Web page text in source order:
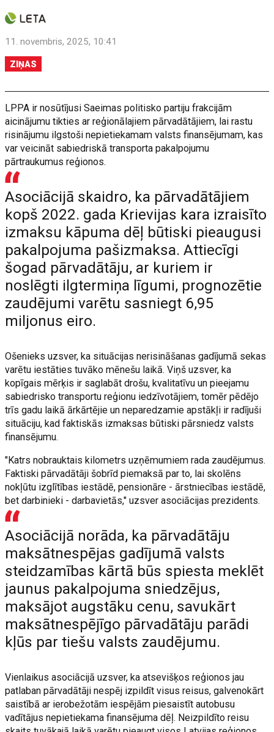
11. novembris, 2025, 10:41
ZIŅAS
LPPA ir nosūtījusi Saeimas politisko partiju frakcijām
aicinājumu tikties ar reģionālajiem pārvadātājiem, lai rastu
risinājumu ilgstoši nepietiekamam valsts finansējumam, kas
var veicināt sabiedriskā transporta pakalpojumu
pārtraukumus reģionos.
Asociācijā skaidro, ka pārvadātājiem
kopš 2022. gada Krievijas kara izraisīto
izmaksu kāpuma dēļ būtiski pieaugusi
pakalpojuma pašizmaksa. Attiecīgi
šogad pārvadātāju, ar kuriem ir
noslēgti ilgtermiņa līgumi, prognozētie
zaudējumi varētu sasniegt 6,95
miljonus eiro.
Ošenieks uzsver, ka situācijas nerisināšanas gadījumā sekas
varētu iestāties tuvāko mēnešu laikā. Viņš uzsver, ka
kopīgais mērķis ir saglabāt drošu, kvalitatīvu un pieejamu
sabiedrisko transportu reģionu iedzīvotājiem, tomēr pēdējo
trīs gadu laikā ārkārtējie un neparedzamie apstākļi ir radījuši
situāciju, kad faktiskās izmaksas būtiski pārsniedz valsts
finansējumu.
"Katrs nobrauktais kilometrs uzņēmumiem rada zaudējumus.
Faktiski pārvadātāji šobrīd piemaksā par to, lai skolēns
nokļūtu izglītības iestādē, pensionāre - ārstniecības iestādē,
bet darbinieki - darbavietās," uzsver asociācijas prezidents.
Asociācijā norāda, ka pārvadātāju
maksātnespējas gadījumā valsts
steidzamības kārtā būs spiesta meklēt
jaunus pakalpojuma sniedzējus,
maksājot augstāku cenu, savukārt
maksātnespējīgo pārvadātāju parādi
kļūs par tiešu valsts zaudējumu.
Vienlaikus asociācijā uzsver, ka atsevišķos reģionos jau
patlaban pārvadātāji nespēj izpildīt visus reisus, galvenokārt
saistībā ar ierobežotām iespējām piesaistīt autobusu
vadītājus nepietiekama finansējuma dēļ. Neizpildīto reisu